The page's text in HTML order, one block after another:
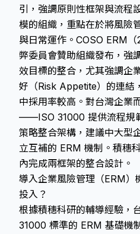
引，強調原則性框架與流程
模的組織，重點在於將風險
與日常運作。COSO ERM
弊委員會贊助組織發布，強
效目標的整合，尤其強調企
好（Risk Appetite）的連結
中採用率較高。對台灣企業
——ISO 31000 提供流程規
策略整合架構，建議中大型
立互補的 ERM 機制。積穗
內完成兩框架的整合設計。
導入企業風險管理（ERM）
投入？
根據積穗科研的輔導經驗，
31000 標準的 ERM 基礎機